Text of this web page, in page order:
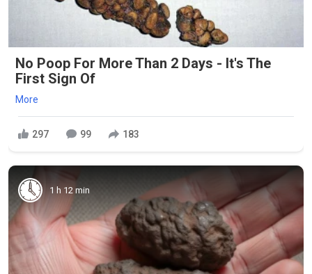
No Poop For More Than 2 Days - It's The
First Sign Of
More
297 99 183
1 h 12 min